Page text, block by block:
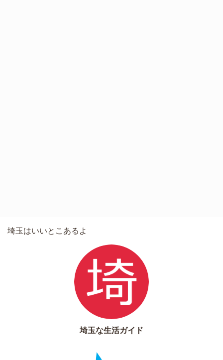
埼玉はいいとこあるよ
埼玉な生活ガイド